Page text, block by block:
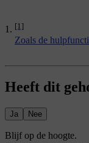
[1]
Zoals de
Heeft dit
Ja Nee